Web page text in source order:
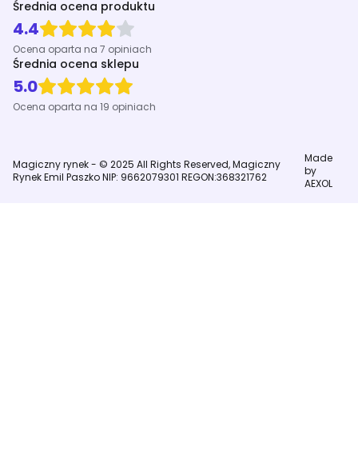
Średnia ocena produktu
4.4
Ocena oparta na 7 opiniach
Średnia ocena sklepu
5.0
Ocena oparta na 19 opiniach
Magiczny rynek - © 2025 All Rights Reserved, Magiczny
Rynek Emil Paszko NIP: 9662079301 REGON:368321762
Made
by
AEXOL